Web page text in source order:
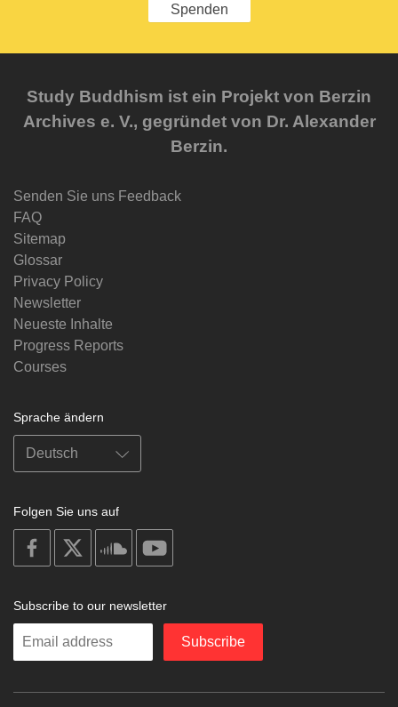
Spenden
Study Buddhism ist ein Projekt von Berzin
Archives e. V., gegründet von Dr. Alexander
Berzin.
Senden Sie uns Feedback
FAQ
Sitemap
Glossar
Privacy Policy
Newsletter
Neueste Inhalte
Progress Reports
Courses
Sprache ändern
Folgen Sie uns auf
on
facebook
soundcloud
Subscribe to our newsletter
Enter
Subscribe